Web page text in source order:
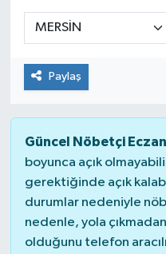
Paylaş
Güncel Nöbetçi
boyunca açık
gerektiğinde açık
durumlar nedeniyle
nedenle, yola
olduğunu telefon
Siyaset
Spor